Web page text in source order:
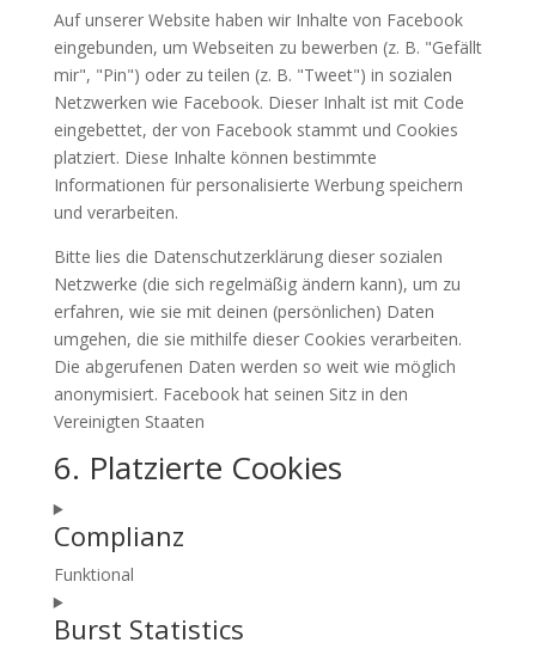
Auf unserer Website haben wir Inhalte von Facebook
eingebunden, um Webseiten zu bewerben (z. B. "Gefällt
mir", "Pin") oder zu teilen (z. B. "Tweet") in sozialen
Netzwerken wie Facebook. Dieser Inhalt ist mit Code
eingebettet, der von Facebook stammt und Cookies
platziert. Diese Inhalte können bestimmte
Informationen für personalisierte Werbung speichern
und verarbeiten.
Bitte lies die Datenschutzerklärung dieser sozialen
Netzwerke (die sich regelmäßig ändern kann), um zu
erfahren, wie sie mit deinen (persönlichen) Daten
umgehen, die sie mithilfe dieser Cookies verarbeiten.
Die abgerufenen Daten werden so weit wie möglich
anonymisiert. Facebook hat seinen Sitz in den
Vereinigten Staaten
6. Platzierte Cookies
Complianz
Funktional
Consent
to
Burst Statistics